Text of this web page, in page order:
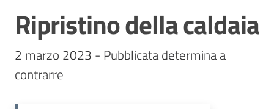
Stazioni
appaltanti
Salta al contenuto
Ripristino della caldaia
2 marzo 2023 - Pubblicata determina a
contrarre